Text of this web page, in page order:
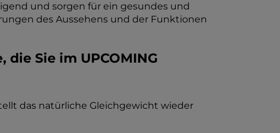
und sorgen für ein gesundes und
des Aussehens und der Funktionen
Sie im UPCOMING
das natürliche Gleichgewicht wieder